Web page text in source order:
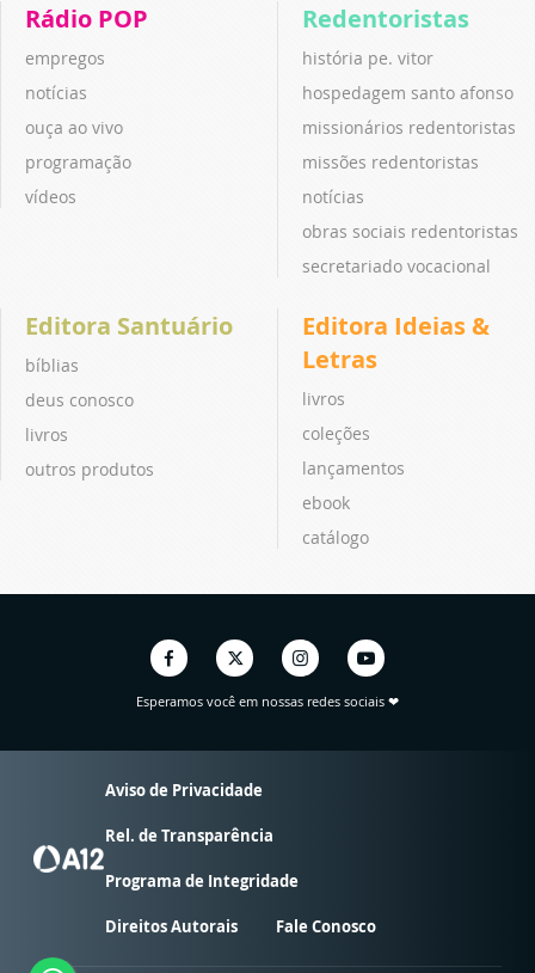
Rádio POP
empregos
notícias
ouça ao vivo
programação
vídeos
Redentoristas
história pe. vitor
hospedagem santo afonso
missionários redentoristas
missões redentoristas
notícias
obras sociais redentoristas
secretariado vocacional
Editora Santuário
bíblias
deus conosco
livros
outros produtos
Editora Ideias &
Letras
livros
coleções
lançamentos
ebook
catálogo
Esperamos você em nossas redes sociais ❤
Aviso de Privacidade
Rel. de Transparência
Programa de Integridade
Direitos Autorais Fale Conosco